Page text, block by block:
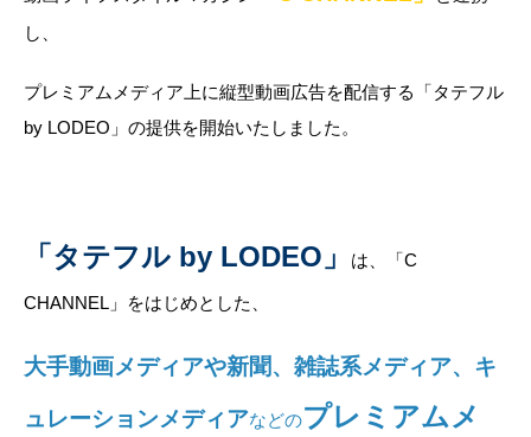
し、
プレミアムメディア上に縦型動画広告を配信する「タテフル
by LODEO」の提供を開始いたしました。
「タテフル by LODEO」 は、「C
CHANNEL」をはじめとした、
大手動画メディアや新聞、雑誌系メディア、キ
ュレーションメディアなどのプレミアムメ